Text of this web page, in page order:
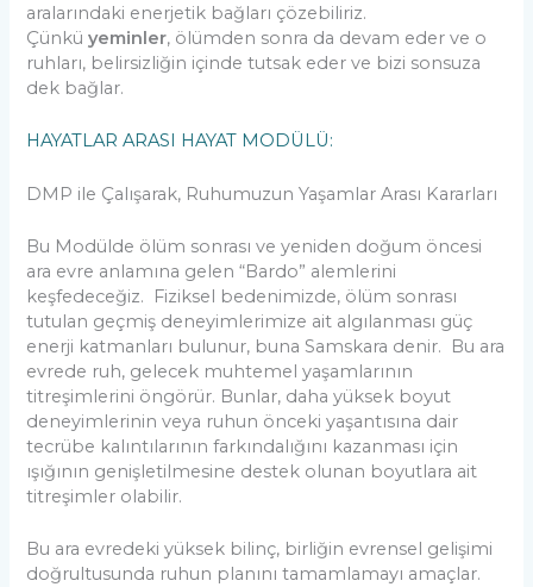
aralarındaki enerjetik bağları çözebiliriz.
Çünküyeminler, ölümden sonra da devam eder ve o
ruhları, belirsizliğin içinde tutsak eder ve bizi sonsuza
dek bağlar.
HAYATLAR ARASI HAYAT MODÜLÜ:
DMP ile Çalışarak, Ruhumuzun Yaşamlar Arası Kararları
Bu Modülde ölüm sonrası ve yeniden doğum öncesi
ara evre anlamına gelen “Bardo” alemlerini
keşfedeceğiz. Fiziksel bedenimizde, ölüm sonrası
tutulan geçmiş deneyimlerimize ait algılanması güç
enerji katmanları bulunur, buna Samskara denir. Bu ara
evrede ruh, gelecek muhtemel yaşamlarının
titreşimlerini öngörür. Bunlar, daha yüksek boyut
deneyimlerinin veya ruhun önceki yaşantısına dair
tecrübe kalıntılarının farkındalığını kazanması için
ışığının genişletilmesine destek olunan boyutlara ait
titreşimler olabilir.
Bu ara evredeki yüksek bilinç, birliğin evrensel gelişimi
doğrultusunda ruhun planını tamamlamayı amaçlar.